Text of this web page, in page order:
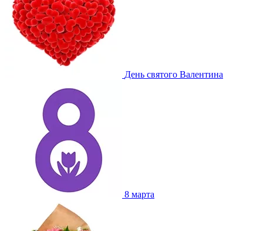
День святого Валентина
8 марта